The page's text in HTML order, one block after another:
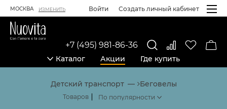
МОСКВА ИЗМЕНИТЬ Войти Создать личный кабинет
Каталог Акции Где купить
+7 (495) 981-86-36
Каталог товаров
Детский транспорт Беговелы
Товаров